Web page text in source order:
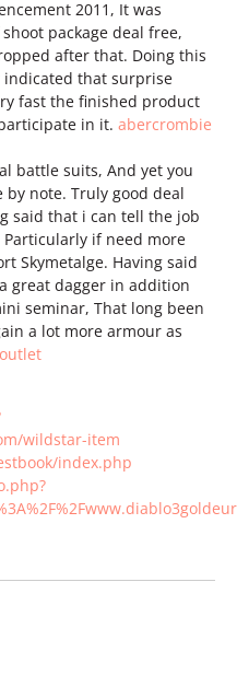
2011, It was
package deal free,
after that. Doing this
that surprise
fast the finished product
in it. abercrombie
battle suits, And yet you
note. Truly good deal
said that i can tell the job
if need more
Skymetalge. Having said
great dagger in addition
seminar, That long been
a lot more armour as
wildstar-item
index.php